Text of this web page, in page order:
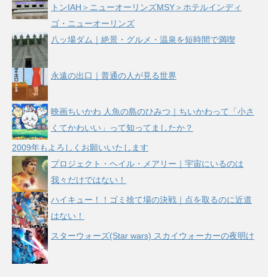
トンIAH＞ニューオーリンズMSY＞ホテルインディ
ゴ・ニューオーリンズ
八ッ場ダム｜絶景・グルメ・温泉を短時間で満喫
永遠の出口｜普通の人が見る世界
映画ちいかわ 人魚の島のひみつ｜ちいかわって「小さ
くてかわいい」って知ってましたか？
2009年もよろしくお願いいたします
プロジェクト・ヘイル・メアリー｜宇宙にいるのは
我々だけではない！
ハイキュー！！ゴミ捨て場の決戦｜点を取るのに近道
はない！
スターウォーズ(Star wars) スカイウォーカーの夜明け